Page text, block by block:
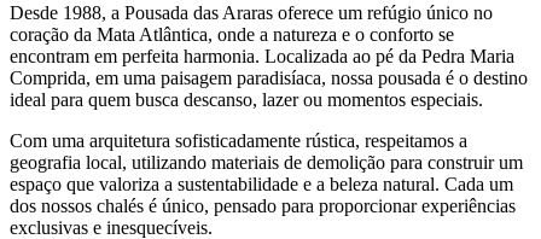
Desde 1988, a Pousada das Araras oferece um refúgio único no
coração da Mata Atlântica, onde a natureza e o conforto se
encontram em perfeita harmonia. Localizada ao pé da Pedra Maria
Comprida, em uma paisagem paradisíaca, nossa pousada é o destino
ideal para quem busca descanso, lazer ou momentos especiais.
Com uma arquitetura sofisticadamente rústica, respeitamos a
geografia local, utilizando materiais de demolição para construir um
espaço que valoriza a sustentabilidade e a beleza natural. Cada um
dos nossos chalés é único, pensado para proporcionar experiências
exclusivas e inesquecíveis.